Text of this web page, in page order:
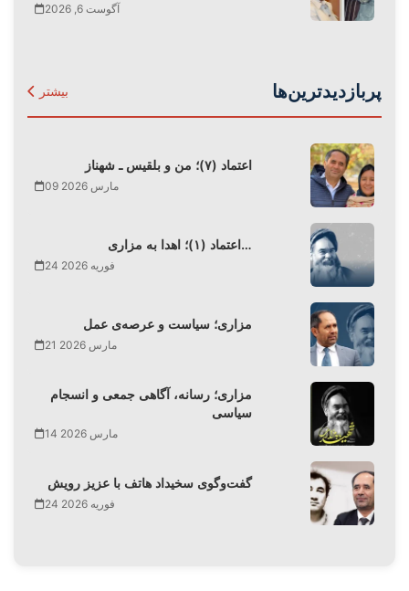
آگوست 6, 2026
پربازدیدترین‌ها بیشتر
اعتماد (۷)؛ من و بلقیس ـ شهناز
09 مارس 2026
اعتماد (۱)؛ اهدا به مزاری…
24 فوریه 2026
مزاری؛ سیاست و عرصه‌ی عمل
21 مارس 2026
مزاری؛ رسانه، آگاهی جمعی و انسجام
سیاسی
14 مارس 2026
گفت‌وگوی سخیداد هاتف با عزیز رویش
24 فوریه 2026